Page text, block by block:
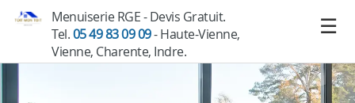
Menuiserie RGE - Devis Gratuit.
Tel.05 49 83 09 09- Haute-Vienne,
Vienne, Charente, Indre.